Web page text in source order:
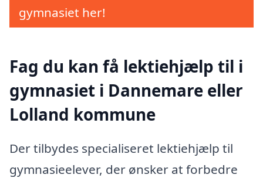
gymnasiet her!
Fag du kan få lektiehjælp til i
gymnasiet i Dannemare eller
Lolland kommune
Der tilbydes specialiseret lektiehjælp til
gymnasieelever, der ønsker at forbedre